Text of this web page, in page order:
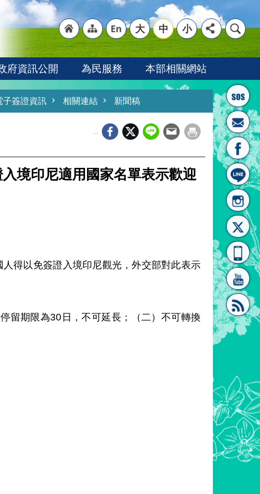
首頁
"網
站導
"英
文語
大 中 小
府資訊公開 為民服務 本部相關網站
子簽證資訊 相關連結 新聞稿
境印尼適用國家名單表示歡迎
得以免簽證入境印尼觀光，外交部對此表示
留期限為30日，不可延長；（二）不可轉換